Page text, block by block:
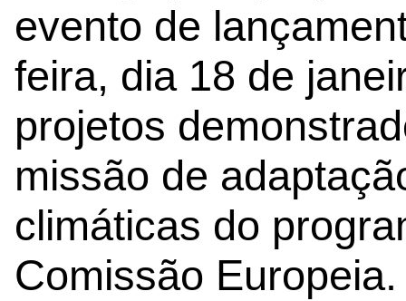
evento de
feira, dia 18 de
projetos
missão de
climáticas do
Comissão Europeia.